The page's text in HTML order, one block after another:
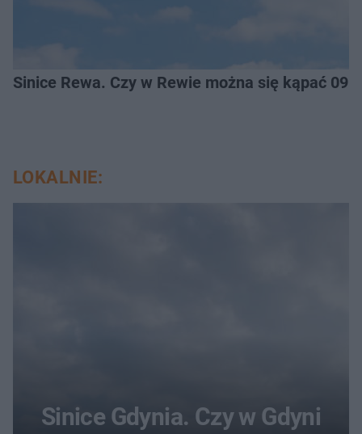
Sinice Rewa. Czy w Rewie można się kąpać
LOKALNIE:
Sinice Gdynia. Czy w Gdyni